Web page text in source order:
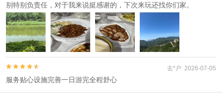
别特别负责任，对于我来说挺感谢的，下次来玩还找你们家。

 去*户 2026-07-05
服务贴心设施完善一日游完全程舒心